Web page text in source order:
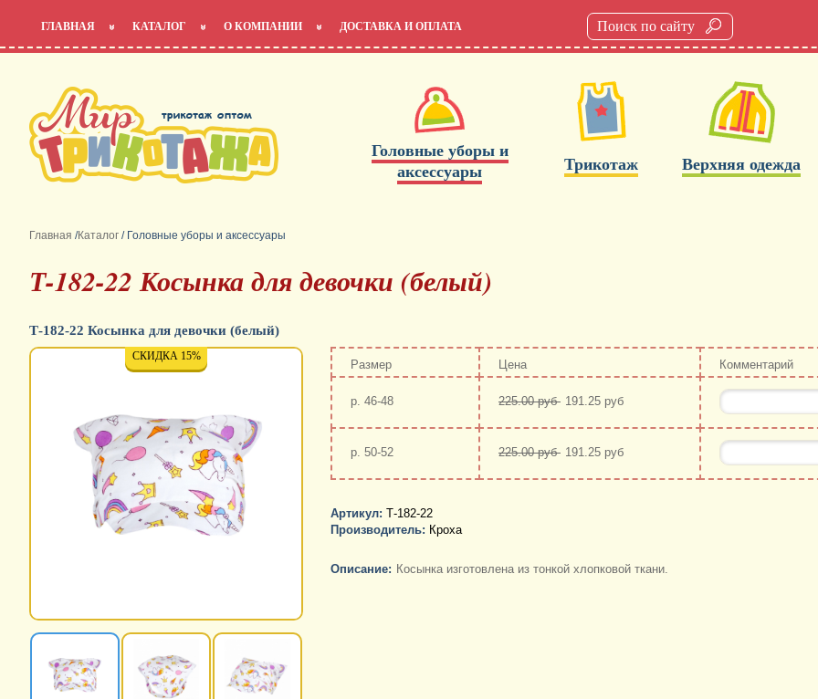
ГЛАВНАЯ КАТАЛОГ О КОМПАНИИ ДОСТАВКА И ОПЛАТА
Головные уборы и
аксессуары
Трикотаж Верхняя одежда
Главная /Каталог / Головные уборы и аксессуары
Т-182-22 Косынка для девочки (белый)
Т-182-22 Косынка для девочки (белый)
СКИДКА 15%
Размер Цена Комментарий
р. 46-48 225.00 руб 191.25 руб
р. 50-52 225.00 руб 191.25 руб
Артикул: Т-182-22
Производитель: Кроха
Описание: Косынка изготовлена из тонкой хлопковой ткани.